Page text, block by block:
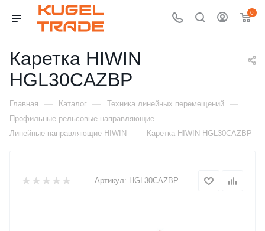
0
Каретка HIWIN
HGL30CAZBP
Главная — Каталог — Техника линейных перемещений —
Профильные рельсовые направляющие —
Линейные направляющие HIWIN — Каретка HIWIN HGL30CAZBP
Артикул: HGL30CAZBP